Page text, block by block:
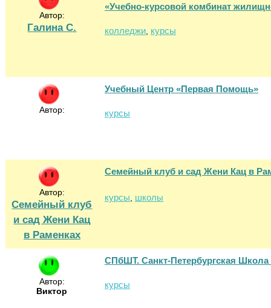
Автор:
Галина С.
«Учебно-курсовой комбинат
колледжи курсы
Автор:
Учебный Центр «Первая Помощь»
курсы
Автор:
Семейный клуб
и сад Жени Кац
в Раменках
Семейный клуб и сад Жени Кац в
курсы школы
Автор:
Виктор
СПбШТ. Санкт-Петербургская Школа
курсы